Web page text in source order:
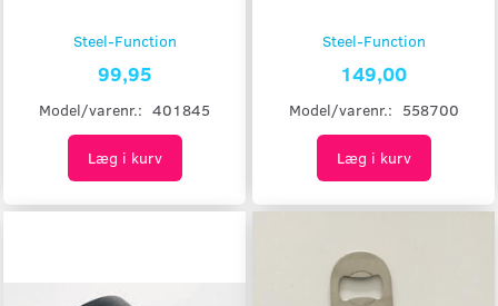
Steel-Function
99,95
Model/varenr.: 401845
Læg i kurv
Steel-Function
149,00
Model/varenr.: 558700
Læg i kurv